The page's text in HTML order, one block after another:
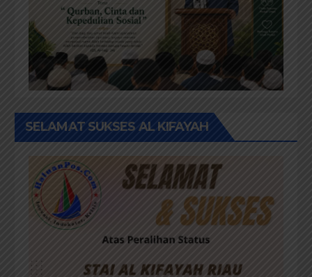
SELAMAT SUKSES AL KIFAYAH